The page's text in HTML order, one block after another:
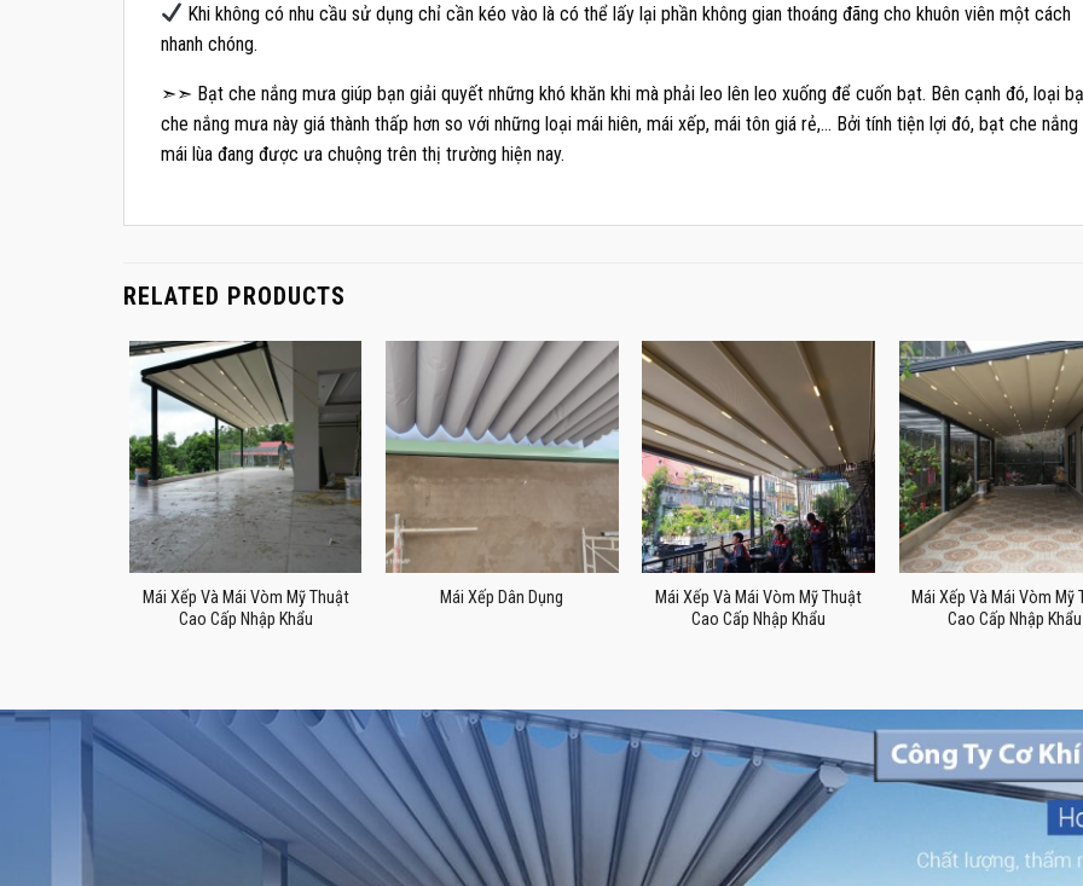
Khi không có nhu cầu sử dụng chỉ cần kéo vào là có thể lấy lại phần không gian thoáng đãng cho khuôn viên một cách
nhanh chóng.
➣➣ Bạt che nắng mưa giúp bạn giải quyết những khó khăn khi mà phải leo lên leo xuống để cuốn bạt. Bên cạnh đó, loại
che nắng mưa này giá thành thấp hơn so với những loại mái hiên, mái xếp, mái tôn giá rẻ,… Bởi tính tiện lợi đó, bạt che nắng
mái lùa đang được ưa chuộng trên thị trường hiện nay.
RELATED PRODUCTS
Mái Xếp Và Mái Vòm Mỹ Thuật
Cao Cấp Nhập Khẩu
Mái Xếp Dân Dụng
Mái Xếp Và Mái Vòm Mỹ Thuật
Cao Cấp Nhập Khẩu
Mái Xếp Và Mái Vòm Mỹ
Cao Cấp Nhập Khẩu